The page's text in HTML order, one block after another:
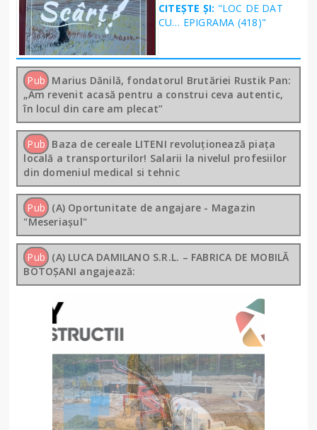
CITEȘTE ȘI: "LOC DE DAT
CU… EPIGRAMA (418)"
Pub Marius Dănilă, fondatorul Brutăriei Rustik Pan:
„Am revenit acasă pentru a construi ceva autentic,
în locul din care am plecat”
Pub Baza de cereale LITENI revoluționează piața
locală a transporturilor! Salarii la nivelul profesiilor
din domeniul medical si tehnic
Pub (A) Oportunitate de angajare - Magazin
"Meseriașul"
Pub (A) LUCA DAMILANO S.R.L. – FABRICA DE MOBILĂ
BOTOȘANI angajează: